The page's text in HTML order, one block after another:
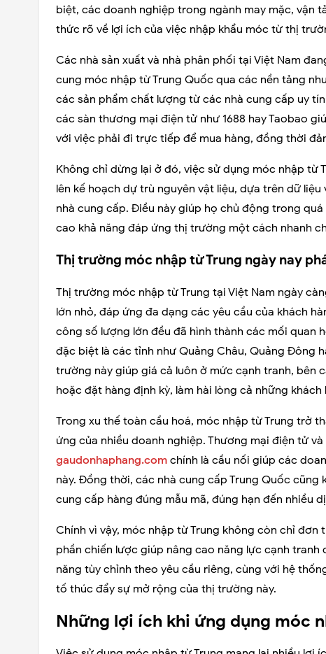
biệt, các doanh nghiệp trong ngành may mặc, vận
thức rõ về lợi ích của việc nhập khẩu móc từ thị
Các nhà sản xuất và nhà phân phối tại Việt Nam
cung móc nhập từ Trung Quốc qua các nền tảng
các sản phẩm chất lượng từ các nhà cung cấp uy
các sàn thương mại điện tử như 1688 hay Taobao
với việc phải đi trực tiếp để mua hàng, đồng thời
Không chỉ dừng lại ở đó, việc sử dụng móc nhập
lên kế hoạch dự trù nguyên vật liệu, dựa trên dữ
nhà cung cấp. Điều này giúp họ chủ động trong
cao khả năng đáp ứng thị trường một cách nhanh
Thị trường móc nhập từ Trung ngày nay
Thị trường móc nhập từ Trung tại Việt Nam ngày
lớn nhỏ, đáp ứng đa dạng các yêu cầu của khách
công số lượng lớn đều đã hình thành các mối quan
đặc biệt là các tỉnh như Quảng Châu, Quảng Đông
trường này giúp giá cả luôn ở mức cạnh tranh, bên
hoặc đặt hàng định kỳ, làm hài lòng cả những
Trong xu thế toàn cầu hoá, móc nhập từ Trung trở
ứng của nhiều doanh nghiệp. Thương mại điện tử
gaudonhaphang.com chính là cầu nối giúp các
này. Đồng thời, các nhà cung cấp Trung Quốc
cung cấp hàng đúng mẫu mã, đúng hạn đến nhiều
Chính vì vậy, móc nhập từ Trung không còn chỉ
phần chiến lược giúp nâng cao năng lực cạnh tranh
năng tùy chỉnh theo yêu cầu riêng, cùng với hệ
tố thúc đẩy sự mở rộng của thị trường này.
Những lợi ích khi ứng dụng móc